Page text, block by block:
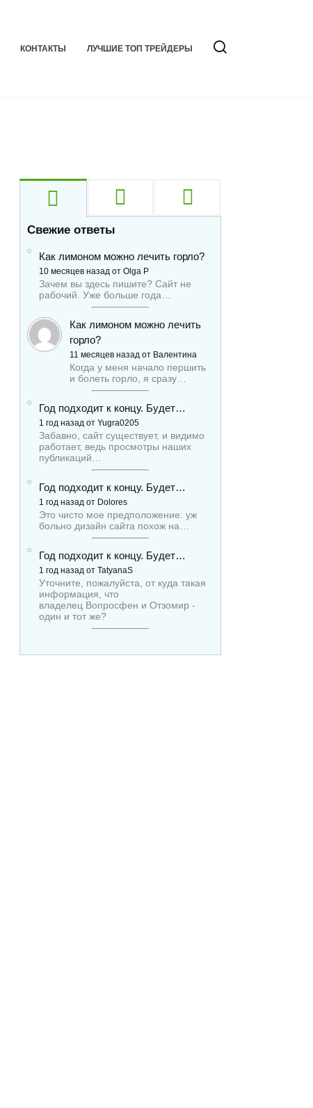
КОНТАКТЫ ЛУЧШИЕ ТОП ТРЕЙДЕРЫ
Свежие ответы
Как лимоном можно лечить горло?
10 месяцев назад от Olga P
Зачем вы здесь пишите? Сайт не
рабочий. Уже больше года…
Как лимоном можно лечить
горло?
11 месяцев назад от Валентина
Когда у меня начало першить
и болеть горло, я сразу…
Год подходит к концу. Будет…
1 год назад от Yugra0205
Забавно, сайт существует, и видимо
работает, ведь просмотры наших
публикаций…
Год подходит к концу. Будет…
1 год назад от Dolores
Это чисто мое предположение: уж
больно дизайн сайта похож на…
Год подходит к концу. Будет…
1 год назад от TatyanaS
Уточните, пожалуйста, от куда такая
информация, что
владелец Вопросфен и Отзомир -
один и тот же?